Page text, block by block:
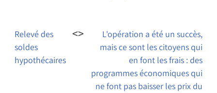
de
l’article
Relevé des
soldes
hypothécaires
L'opération a été un succès,
mais ce sont les citoyens qui
en font les frais : des
programmes économiques qui
ne font pas baisser les prix du